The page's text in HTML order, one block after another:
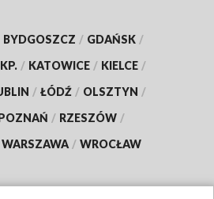
BYDGOSZCZ / GDAŃSK /
/ KATOWICE / KIELCE /
/ ŁÓDŹ / OLSZTYN /
/ RZESZÓW /
WARSZAWA / WROCŁAW